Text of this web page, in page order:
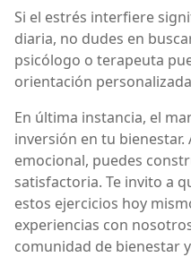
Si el estrés interfiere
diaria, no dudes en
psicólogo o terapeuta
orientación
En última instancia, el
inversión en tu
emocional, puedes
satisfactoria. Te invito a
estos ejercicios hoy
experiencias con
comunidad de bienestar